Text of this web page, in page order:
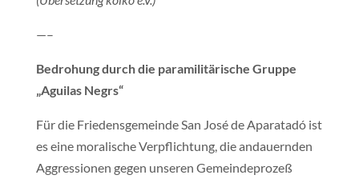
—–
Bedrohung durch die paramilitärische Gruppe
„Aguilas Negrs“
Für die Friedensgemeinde San José de Aparatadó ist
es eine moralische Verpflichtung, die andauernden
Aggressionen gegen unseren Gemeindeprozeß